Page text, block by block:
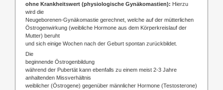
ohne Krankheitswert (physiologische Gynäkomastien): Hierzu
wird die
Neugeborenen-Gynäkomastie gerechnet, welche auf der mütterlichen
Östrogenwirkung (weibliche Hormone aus dem Körperkreislauf der
Mutter) beruht
und sich einige Wochen nach der Geburt spontan zurückbildet.
Die
beginnende Östrogenbildung
während der Pubertät kann ebenfalls zu einem meist 2-3 Jahre
anhaltenden Missverhältnis
weiblicher (Östrogene) gegenüber männlicher Hormone (Testosterone)